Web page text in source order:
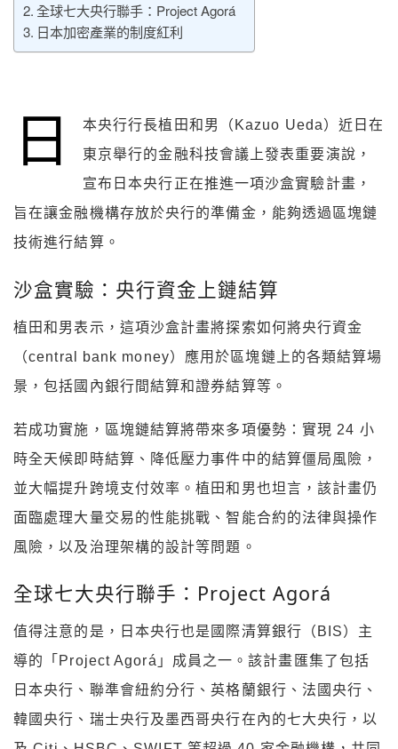
全球七大央行聯手：Project Agorá
日本加密產業的制度紅利
日
本央行行長植田和男（Kazuo Ueda）近日在
東京舉行的金融科技會議上發表重要演說，
宣布日本央行正在推進一項沙盒實驗計畫，
旨在讓金融機構存放於央行的準備金，能夠透過區塊鏈
技術進行結算。
沙盒實驗：央行資金上鏈結算
植田和男表示，這項沙盒計畫將探索如何將央行資金
（central bank money）應用於區塊鏈上的各類結算場
景，包括國內銀行間結算和證券結算等。
若成功實施，區塊鏈結算將帶來多項優勢：實現 24 小
時全天候即時結算、降低壓力事件中的結算僵局風險，
並大幅提升跨境支付效率。植田和男也坦言，該計畫仍
面臨處理大量交易的性能挑戰、智能合約的法律與操作
風險，以及治理架構的設計等問題。
全球七大央行聯手：Project Agorá
值得注意的是，日本央行也是國際清算銀行（BIS）主
導的「Project Agorá」成員之一。該計畫匯集了包括
日本央行、聯準會紐約分行、英格蘭銀行、法國央行、
韓國央行、瑞士央行及墨西哥央行在內的七大央行，以